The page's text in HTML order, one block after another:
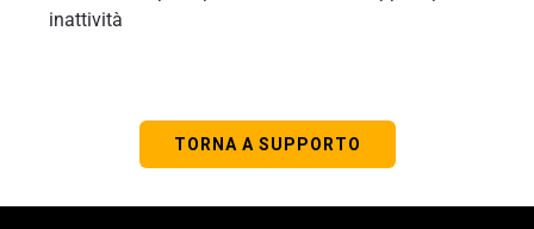
inattività
TORNA A SUPPORTO